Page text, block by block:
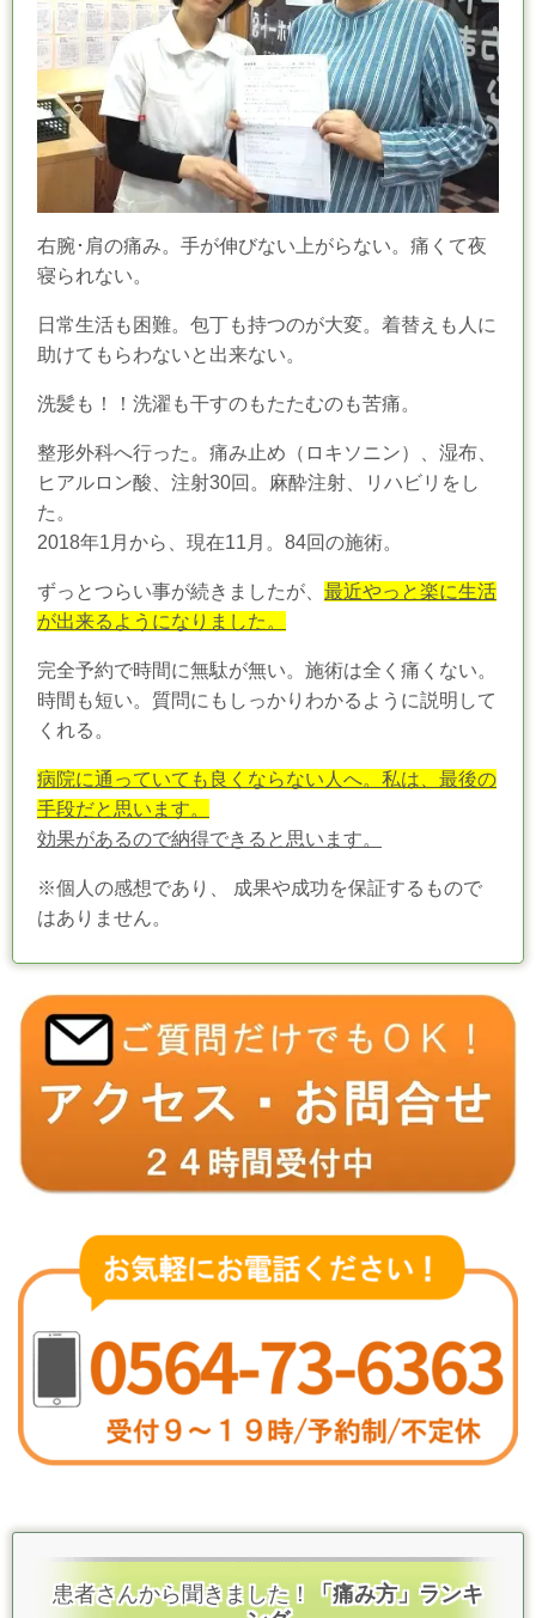
右腕･肩の痛み。手が伸びない上がらない。痛くて夜
寝られない。
日常生活も困難。包丁も持つのが大変。着替えも人に
助けてもらわないと出来ない。
洗髪も！！洗濯も干すのもたたむのも苦痛。
整形外科へ行った。痛み止め（ロキソニン）、湿布、
ヒアルロン酸、注射30回。麻酔注射、リハビリをし
た。
2018年1月から、現在11月。84回の施術。
ずっとつらい事が続きましたが、 最近やっと楽に生活
が出来るようになりました。
完全予約で時間に無駄が無い。施術は全く痛くない。
時間も短い。質問にもしっかりわかるように説明して
くれる。
病院に通っていても良くならない人へ。 私は、最後の
手段だと思います。
効果があるので納得できると思います。
※個人の感想であり、 成果や成功を保証するもので
はありません。
患者さんから聞きました！
「痛み方」ランキ